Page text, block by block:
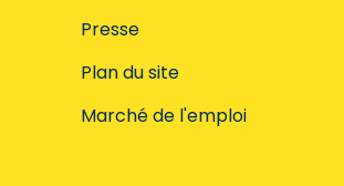
Presse
Plan du site
Marché de l'emploi